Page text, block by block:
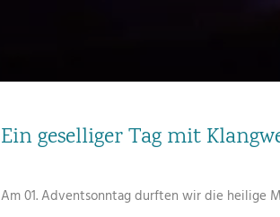
Ein geselliger Tag mit
Am 01. Adventsonntag durften wir die heilige